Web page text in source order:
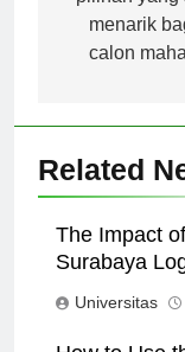
pilihan
menarik
Related
The Impact